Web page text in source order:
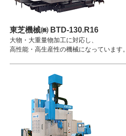
東芝機械㈱ BTD-130.R16
大物・大重量物加工に対応し、
高性能・高生産性の機械になっています。